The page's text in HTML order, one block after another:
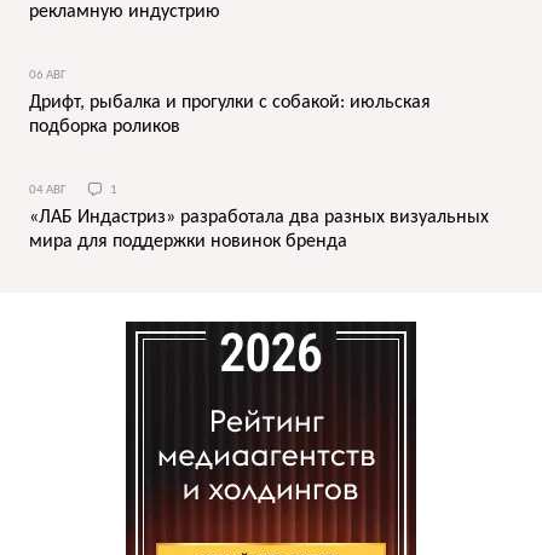
рекламную индустрию
06 АВГ
Дрифт, рыбалка и прогулки с собакой: июльская
подборка роликов
04 АВГ 1
«ЛАБ Индастриз» разработала два разных визуальных
мира для поддержки новинок бренда